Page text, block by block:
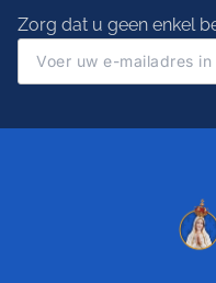
Zorg dat u geen enkel